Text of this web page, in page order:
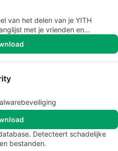
van het delen van je YITH
met je vrienden en
Detecteert schadelijke
bestanden.